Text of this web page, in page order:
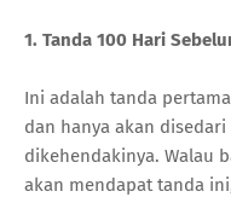
1. Tanda 100 Hari
Ini adalah tanda
dan hanya akan
dikehendakinya. Walau
akan mendapat tanda